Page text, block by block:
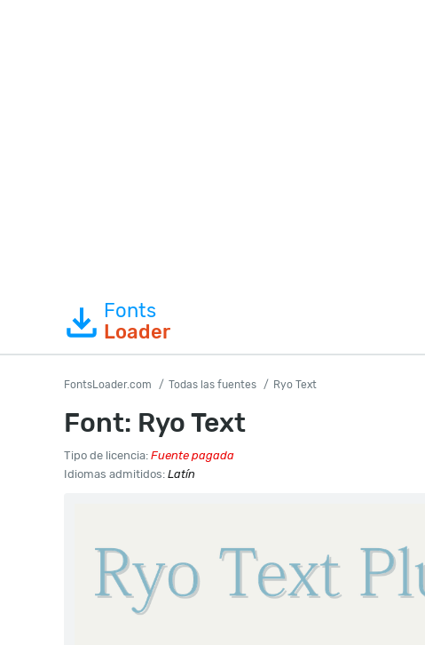
Fonts
Loader
FontsLoader.com Todas las fuentes Ryo Text
Font: Ryo Text
Tipo de licencia: Fuente pagada
Idiomas admitidos: Latín